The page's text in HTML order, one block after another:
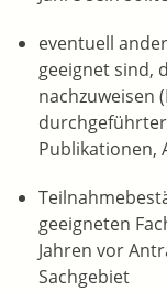
eventuell
geeignet sind,
nachzuweisen
Publikationen,
geeigneten
Jahren vor
Sachgebiet